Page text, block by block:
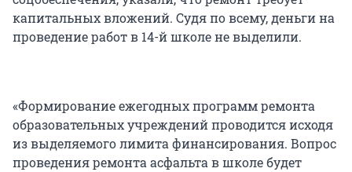
капитальных вложений. Судя по всему, деньги на
проведение работ в 14-й школе не выделили.
«Формирование ежегодных программ ремонта
образовательных учреждений проводится исходя
из выделяемого лимита финансирования. Вопрос
проведения ремонта асфальта в школе будет